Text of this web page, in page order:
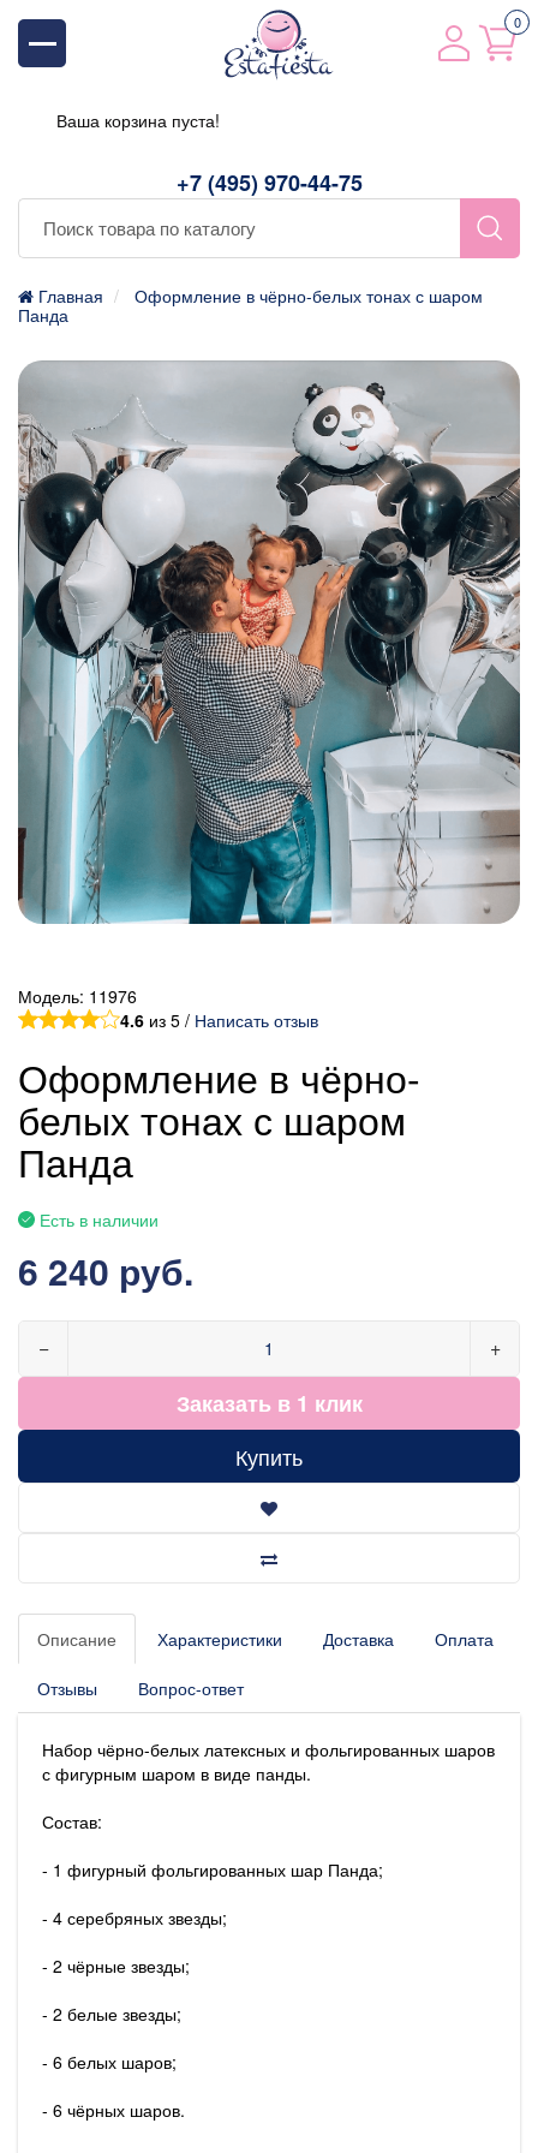
+7 (495) 970-44-75
0
Ваша корзина пуста!
Главная
Оформление в чёрно-белых тонах с шаром
Панда
Модель: 11976
4.6 из 5 / Написать отзыв
Оформление в чёрно-
белых тонах с шаром
Панда
Есть в наличии
6 240 руб.
− +
Заказать в 1 клик
Купить
Описание Характеристики Доставка Оплата
Отзывы Вопрос-ответ
Набор чёрно-белых латексных и фольгированных шаров
с фигурным шаром в виде панды.
Состав:
- 1 фигурный фольгированных шар Панда;
- 4 серебряных звезды;
- 2 чёрные звезды;
- 2 белые звезды;
- 6 белых шаров;
- 6 чёрных шаров.